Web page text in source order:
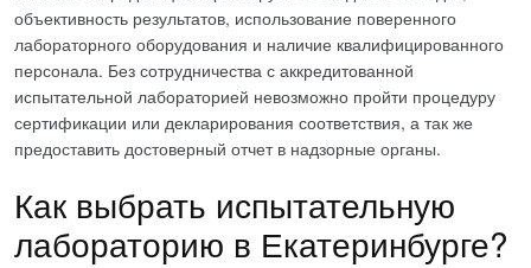
объективность результатов, использование поверенного
лабораторного оборудования и наличие квалифицированного
персонала. Без сотрудничества с аккредитованной
испытательной лабораторией невозможно пройти процедуру
сертификации или декларирования соответствия, а так же
предоставить достоверный отчет в надзорные органы.
Как выбрать испытательную
лабораторию в Екатеринбурге?